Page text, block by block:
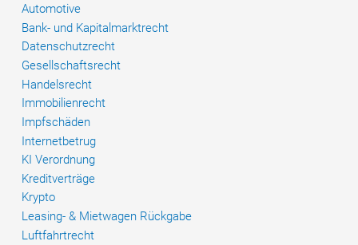
Automotive
Bank- und Kapitalmarktrecht
Datenschutzrecht
Gesellschaftsrecht
Handelsrecht
Immobilienrecht
Impfschäden
Internetbetrug
KI Verordnung
Kreditverträge
Krypto
Leasing- & Mietwagen Rückgabe
Luftfahrtrecht